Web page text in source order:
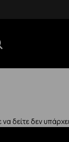
για αγορές
δείτε δεν